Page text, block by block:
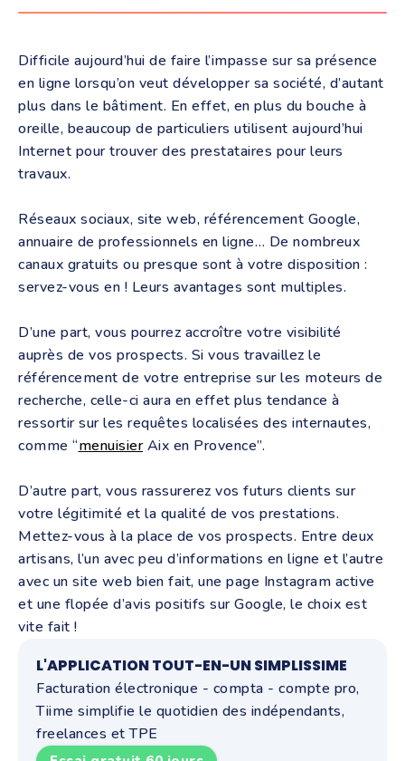
Difficile aujourd’hui de faire l’impasse sur sa présence
en ligne lorsqu’on veut développer sa société, d’autant
plus dans le bâtiment. En effet, en plus du bouche à
oreille, beaucoup de particuliers utilisent aujourd’hui
Internet pour trouver des prestataires pour leurs
travaux.
Réseaux sociaux, site web, référencement Google,
annuaire de professionnels en ligne… De nombreux
canaux gratuits ou presque sont à votre disposition :
servez-vous en ! Leurs avantages sont multiples.
D’une part, vous pourrez accroître votre visibilité
auprès de vos prospects. Si vous travaillez le
référencement de votre entreprise sur les moteurs de
recherche, celle-ci aura en effet plus tendance à
ressortir sur les requêtes localisées des internautes,
comme “menuisierAix en Provence”.
D’autre part, vous rassurerez vos futurs clients sur
votre légitimité et la qualité de vos prestations.
Mettez-vous à la place de vos prospects. Entre deux
artisans, l’un avec peu d’informations en ligne et l’autre
avec un site web bien fait, une page Instagram active
et une flopée d’avis positifs sur Google, le choix est
vite fait !
L'APPLICATION TOUT-EN-UN SIMPLISSIME
Facturation électronique - compta - compte pro,
Tiime simplifie le quotidien des indépendants,
freelances et TPE